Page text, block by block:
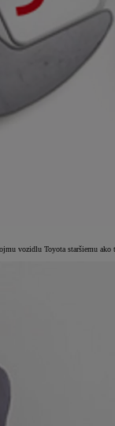
vozidlu Toyota staršiemu